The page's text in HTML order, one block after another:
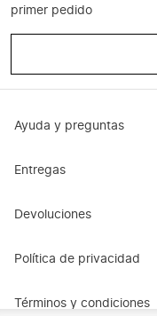
primer pedido
Ayuda y preguntas
Entregas
Devoluciones
Política de privacidad
Términos y condiciones